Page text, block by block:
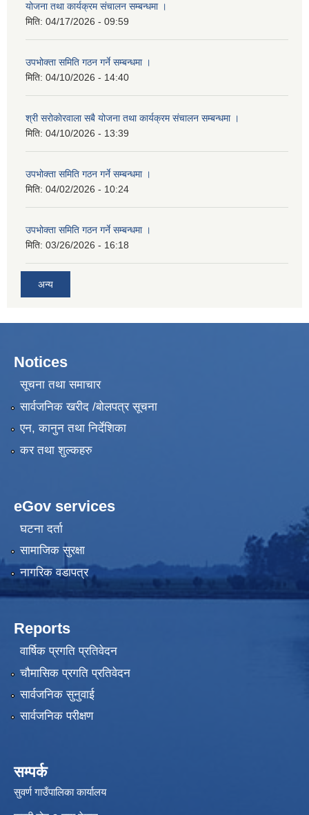
योजना तथा कार्यक्रम संचालन सम्बन्धमा ।
मिति: 04/17/2026 - 09:59
उपभोक्ता समिति गठन गर्ने सम्बन्धमा ।
मिति: 04/10/2026 - 14:40
श्री सरोकाेरवाला सबै योजना तथा कार्यक्रम संचालन सम्बन्धमा ।
मिति: 04/10/2026 - 13:39
उपभोक्ता समिति गठन गर्ने सम्बन्धमा ।
मिति: 04/02/2026 - 10:24
उपभोक्ता समिति गठन गर्ने सम्बन्धमा ।
मिति: 03/26/2026 - 16:18
अन्य
Notices
सूचना तथा समाचार
सार्वजनिक खरीद /बोलपत्र सूचना
एन, कानुन तथा निर्देशिका
कर तथा शुल्कहरु
eGov services
घटना दर्ता
सामाजिक सुरक्षा
नागरिक वडापत्र
Reports
वार्षिक प्रगति प्रतिवेदन
चौमासिक प्रगति प्रतिवेदन
सार्वजनिक सुनुवाई
सार्वजनिक परीक्षण
सम्पर्क
सुवर्ण गाउँपालिका कार्यालय